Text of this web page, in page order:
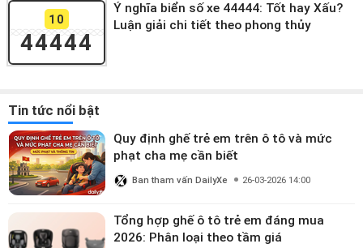
10
44444
Ý nghĩa biển số xe 44444: Tốt hay Xấu?
Luận giải chi tiết theo phong thủy
Tin tức nổi bật
Quy định ghế trẻ em trên ô tô và mức
phạt cha mẹ cần biết
Ban tham vấn DailyXe 26-03-2026 14:00
Tổng hợp ghế ô tô trẻ em đáng mua
2026: Phân loại theo tầm giá